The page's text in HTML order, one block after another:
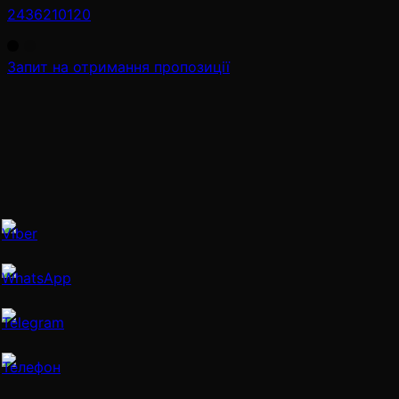
2436210120
Запит на отримання пропозиції